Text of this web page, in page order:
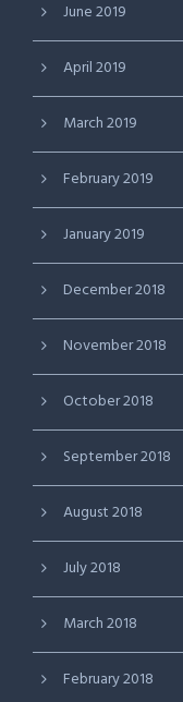
June 2019
April 2019
March 2019
February 2019
January 2019
December 2018
November 2018
October 2018
September 2018
August 2018
July 2018
March 2018
February 2018